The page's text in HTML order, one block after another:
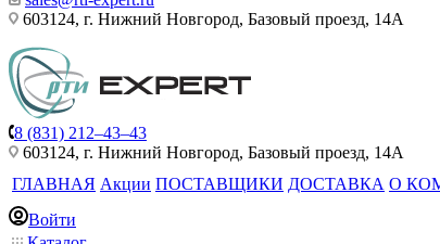
603124, г. Нижний Новгород, Базовый проезд, 14А
8 (831) 212–43–43
603124, г. Нижний Новгород, Базовый проезд, 14А
ГЛАВНАЯ Акции ПОСТАВЩИКИ ДОСТАВКА О
Войти